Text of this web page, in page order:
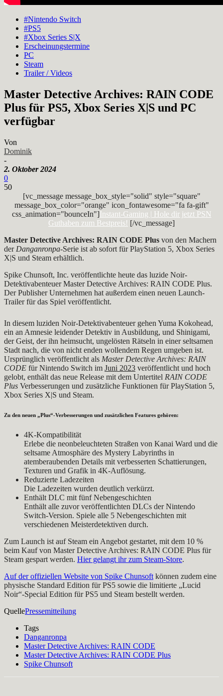
#Nintendo Switch
#PS5
#Xbox Series S|X
Erscheinungstermine
PC
Steam
Trailer / Videos
Master Detective Archives: RAIN CODE
Plus für PS5, Xbox Series X|S und PC
verfügbar
Von
Dominik
-
2. Oktober 2024
0
50
[vc_message message_box_style="solid" style="square"
message_box_color="orange" icon_fontawesome="fa fa-gift"
css_animation="bounceIn"]Instant-Gaming | Hole dir jetzt PSN
Guthaben zum Bestpreis! [/vc_message]
Master Detective Archives: RAIN CODE Plus von den Machern
der Danganronpa-Serie ist ab sofort für PlayStation 5, Xbox Series
X|S und Steam erhältlich.
Spike Chunsoft, Inc. veröffentlichte heute das luzide Noir-
Detektivabenteuer Master Detective Archives: RAIN CODE Plus.
Der Publisher Unternehmen hat außerdem einen neuen Launch-
Trailer für das Spiel veröffentlicht.
In diesem luziden Noir-Detektivabenteuer gehen Yuma Kokohead,
ein an Amnesie leidender Detektiv in Ausbildung, und Shinigami,
der Geist, der ihn heimsucht, ungelösten Rätseln in einer seltsamen
Stadt nach, die von nicht enden wollendem Regen umgeben ist.
Ursprünglich veröffentlicht als Master Detective Archives: RAIN
CODE für Nintendo Switch im Juni 2023 veröffentlicht und hoch
gelobt, enthält das neue Release mit dem Untertitel RAIN CODE
Plus Verbesserungen und zusätzliche Funktionen für PlayStation 5,
Xbox Series X|S und Steam.
Zu den neuen „Plus“-Verbesserungen und zusätzlichen Features gehören:
4K-Kompatibilität
Erlebe die neonbeleuchteten Straßen von Kanai Ward und die
seltsame Atmosphäre des Mystery Labyrinths in
atemberaubenden Details mit verbesserten Schattierungen,
Texturen und Grafik in 4K-Auflösung.
Reduzierte Ladezeiten
Die Ladezeiten wurden deutlich verkürzt.
Enthält DLC mit fünf Nebengeschichten
Enthält alle zuvor veröffentlichten DLCs der Nintendo
Switch-Version. Spiele alle 5 Nebengeschichten mit
verschiedenen Meisterdetektiven durch.
Zum Launch ist auf Steam ein Angebot gestartet, mit dem 10 %
beim Kauf von Master Detective Archives: RAIN CODE Plus für
Steam gespart werden. Hier gelangt ihr zum Steam-Store.
Auf der offiziellen Website von Spike Chunsoft können zudem eine
physische Standard Edition für PS5 sowie die limitierte „Lucid
Noir“-Special Edition für PS5 und Steam bestellt werden.
QuellePressemitteilung
Tags
Danganronpa
Master Detective Archives: RAIN CODE
Master Detective Archives: RAIN CODE Plus
Spike Chunsoft